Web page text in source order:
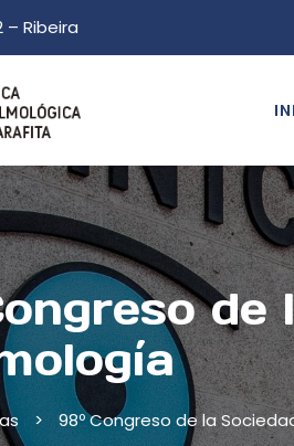
– Ribeira
de
> 98º Congreso de la